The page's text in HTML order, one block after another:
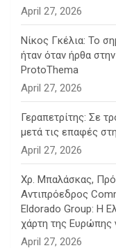
April 27, 2026
Νίκος Γκέλια: Το
ήταν όταν ήρθα
ProtoThema
April 27, 2026
Γεραπετρίτης: Σε
μετά τις επαφές
April 27, 2026
Χρ. Μπαλάσκας,
Αντιπρόεδρος
Eldorado Group: Η
χάρτη της Ευρώπης
April 27, 2026